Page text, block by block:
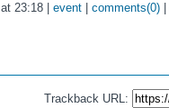
at 23:18 | event comments(0)
Trackback URL: